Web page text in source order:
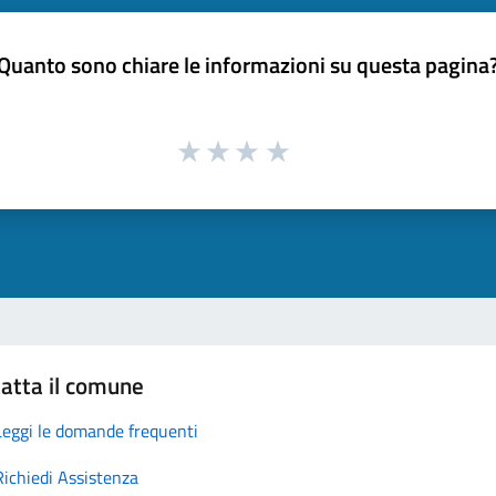
sono chiare le informazioni su questa
il comune
le domande frequenti
Assistenza